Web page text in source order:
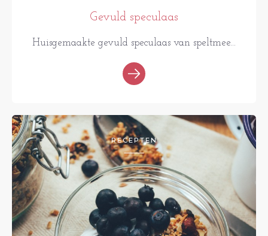
Gevuld speculaas
Huisgemaakte gevuld speculaas van speltmee...
RECEPTEN